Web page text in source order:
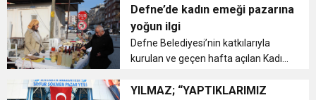
KARAÇAY’A SEVGİ SELİ
18:22 BAŞKAN SAMİ ÜSTÜN’DEN
GÖNÜLLERE DOKUNAN ZİYARET
dolmuş durağı ve Salı pazarında
halk ile buluşan Üstün'e Karaağaç
halkı büyük ilgi gösterdi....
Defne’de kadın emeği pazarına
yoğun ilgi
Defne Belediyesi’nin katkılarıyla
kurulan ve geçen hafta açılan Kadın
Semt Pazarı’ndaki yerini aldı....
YILMAZ; “YAPTIKLARIMIZ